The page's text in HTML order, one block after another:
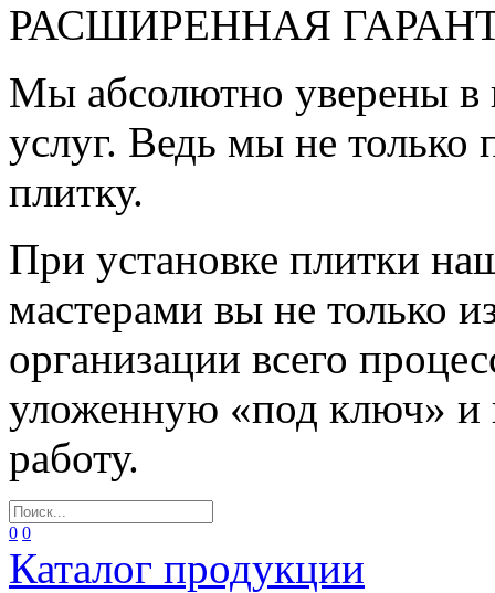
РАСШИРЕННАЯ
Мы абсолютно уверены в
услуг. Ведь мы не
плитку.
При установке плитки
мастерами вы не только
организации всего
уложенную «под ключ» и
работу.
0 0
Каталог продукции